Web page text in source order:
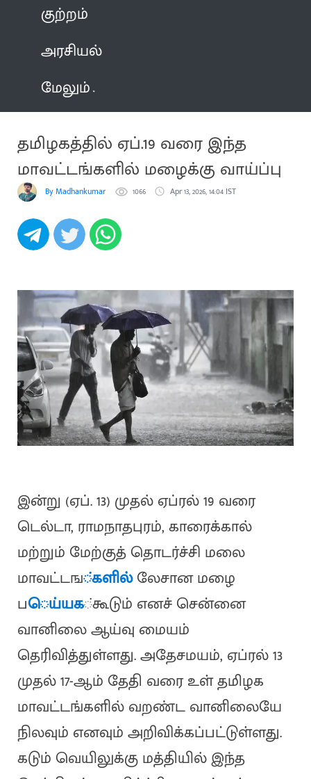
குற்றம்
அரசியல்
மேலும்
தமிழகத்தில் ஏப்.19 வரை இந்த
மாவட்டங்களில் மழைக்கு வாய்ப்பு
By Madhankumar 1066 Apr 13, 2026, 14:04 IST
இன்று (ஏப். 13) முதல் ஏப்ரல் 19 வரை
டெல்டா, ராமநாதபுரம், காரைக்கால்
மற்றும் மேற்குத் தொடர்ச்சி மலை
மாவட்டங்களில்லேசான மழை
பெய்யக்கூடும் எனச் சென்னை
வானிலை ஆய்வு மையம்
தெரிவித்துள்ளது. அதேசமயம், ஏப்ரல் 13
முதல் 17-ஆம் தேதி வரை உள் தமிழக
மாவட்டங்களில் வறண்ட வானிலையே
நிலவும் எனவும் அறிவிக்கப்பட்டுள்ளது.
கடும் வெயிலுக்கு மத்தியில் இந்த